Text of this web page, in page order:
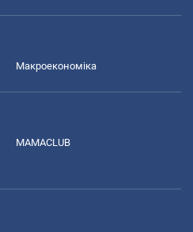
Макроекономіка
MAMACLUB